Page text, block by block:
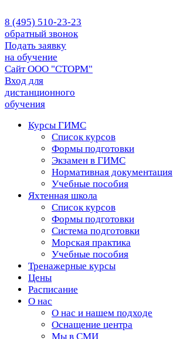
8 (495) 510-23-23
обратный звонок
Подать заявку
на обучение
Сайт ООО "СТОРМ"
Вход для
дистанционного
обучения
Курсы ГИМС
Список курсов
Формы подготовки
Экзамен в ГИМС
Нормативная документация
Учебные пособия
Яхтенная школа
Список курсов
Формы подготовки
Cистема подготовки
Морская практика
Учебные пособия
Тренажерные курсы
Цены
Расписание
О нас
О нас и нашем подходе
Оснащение центра
Мы в СМИ